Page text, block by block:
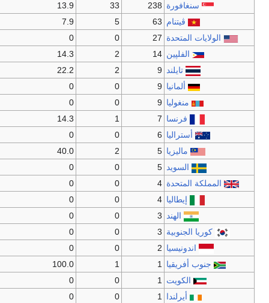
سنغافورة
238
33
13.9
ڤيتنام
63
5
7.9
الولايات المتحدة
27
0
0
الفلپين
14
2
14.3
تايلند
9
2
22.2
ألمانيا
9
0
0
منغوليا
9
0
0
فرنسا
7
1
14.3
أستراليا
6
0
0
ماليزيا
5
2
40.0
السويد
5
0
0
المملكة المتحدة
4
0
0
إيطاليا
4
0
0
الهند
3
0
0
كوريا الجنوبية
3
0
0
اندونيسيا
2
0
0
جنوب أفريقيا
1
1
100.0
الكويت
1
0
0
أيرلندا
1
0
0